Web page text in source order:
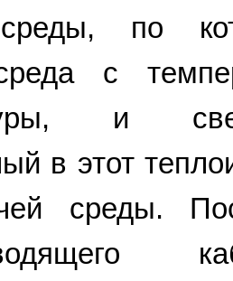
по
с
и
в этот
среды.